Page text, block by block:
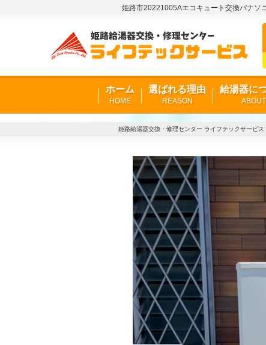
姫路市20221005Aエコキュート交換パナソ
ホーム
HOME
選ばれる理由
REASON
給湯器に
ABOUT
姫路給湯器交換・修理センター ライフテックサービス